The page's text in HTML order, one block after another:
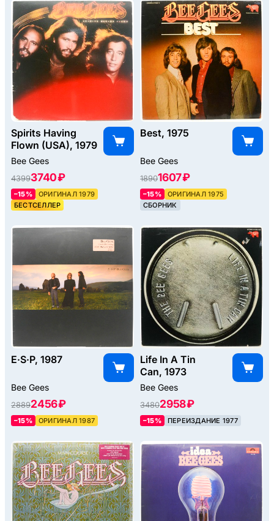
Spirits Having
Flown (USA), 1979
Bee Gees
43993740 ₽
–15%
ОРИГИНАЛ 1979
БЕСТСЕЛЛЕР
Best, 1975
Bee Gees
18901607 ₽
–15%
ОРИГИНАЛ 1975
СБОРНИК
E·S·P, 1987
Bee Gees
28892456 ₽
–15% ОРИГИНАЛ 1987
Life In A Tin
Can, 1973
Bee Gees
34802958 ₽
–15% ПЕРЕИЗДАНИЕ 1977